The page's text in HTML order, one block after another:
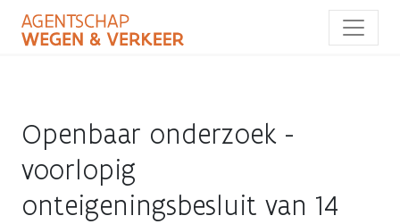
naar
Openbaar onderzoek -
voorlopig
onteigeningsbesluit van 14